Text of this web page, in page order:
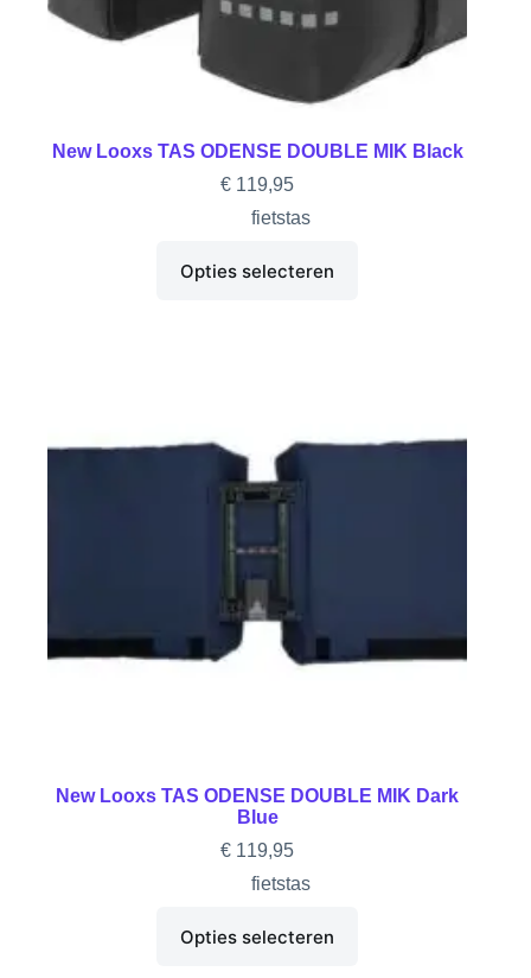
New Looxs TAS ODENSE DOUBLE MIK Black
€ 119,95
fietstas
Opties selecteren
New Looxs TAS ODENSE DOUBLE MIK Dark
Blue
€ 119,95
fietstas
Opties selecteren